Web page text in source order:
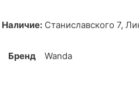
Наличие: Станиславского 7,
Бренд Wanda